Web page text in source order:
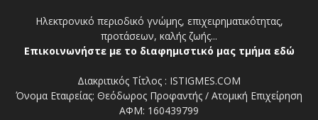
Ηλεκτρονικό περιοδικό γνώμης, επιχειρηματικότητας,
προτάσεων, καλής ζωής...
Επικοινωνήστε με το διαφημιστικό μας τμήμα εδώ
Διακριτικός Τίτλος : ISTIGMES.COM
Όνομα Εταιρείας: Θεόδωρος Προφαντής / Ατομική Επιχείρηση
ΑΦΜ: 160439799